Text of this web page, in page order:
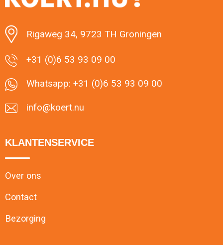
Rigaweg 34, 9723 TH Groningen
+31 (0)6 53 93 09 00
Whatsapp: +31 (0)6 53 93 09 00
info@koert.nu
KLANTENSERVICE
Over ons
Contact
Bezorging